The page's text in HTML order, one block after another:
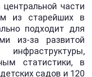
части
из старейших в
подходит для
из-за развитой
статистики, в
садов и 120